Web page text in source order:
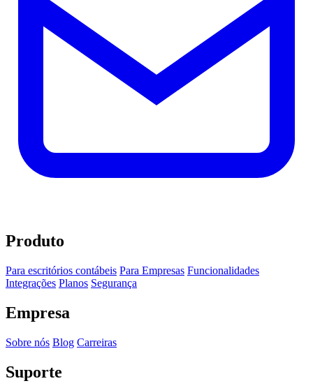
Produto
Para escritórios contábeis Para Empresas Funcionalidades
Integrações Planos Segurança
Empresa
Sobre nós Blog Carreiras
Suporte